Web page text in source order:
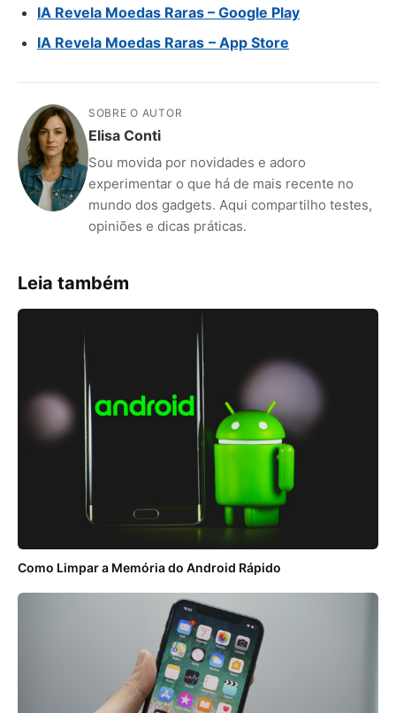
IA Revela Moedas Raras – Google Play
IA Revela Moedas Raras – App Store
SOBRE O AUTOR
Elisa Conti
Sou movida por novidades e adoro
experimentar o que há de mais recente no
mundo dos gadgets. Aqui compartilho testes,
opiniões e dicas práticas.
Leia também
Como Limpar a Memória do Android Rápido